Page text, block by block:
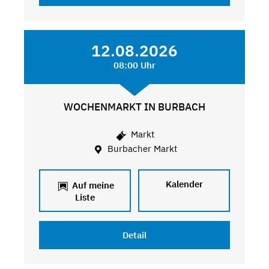
12.08.2026
08:00 Uhr
WOCHENMARKT IN BURBACH
Markt
Burbacher Markt
Auf meine
Liste
Kalender
Detail